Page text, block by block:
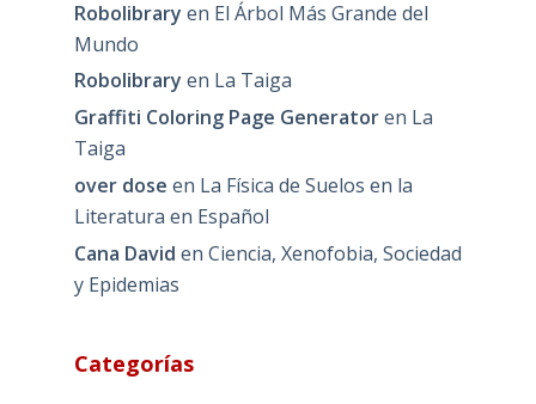
Robolibrary en El Árbol Más Grande del
Mundo
Robolibrary en La Taiga
Graffiti Coloring Page Generatoren La
Taiga
over dose en La Física de Suelos en la
Literatura en Español
Cana David en Ciencia, Xenofobia, Sociedad
y Epidemias
Categorías